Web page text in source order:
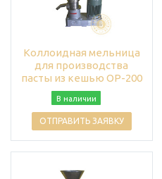
Коллоидная мельница
для производства
пасты из кешью OP-200
В наличии
ОТПРАВИТЬ ЗАЯВКУ